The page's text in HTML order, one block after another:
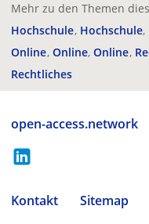
Mehr zu den Themen
Hochschule Hochschule
Online Online Online
Rechtliches
open-access.network
Kontakt Sitemap